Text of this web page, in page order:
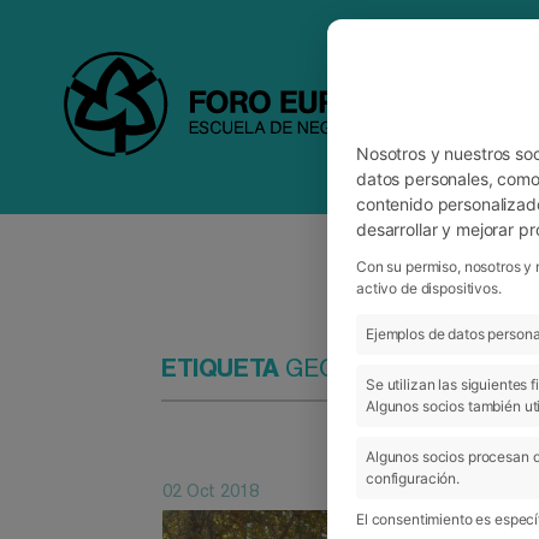
ETIQUETAGEOCHACHING
02 Oct 2018
Nosotros y nuestros
datos personales,
contenido
desarrollar y mejorar
Con su permiso, nosotros
activo de dispositivos.
Ejemplos de datos
Se utilizan las siguientes
Algunos socios también
Algunos socios procesan
configuración.
El consentimiento es